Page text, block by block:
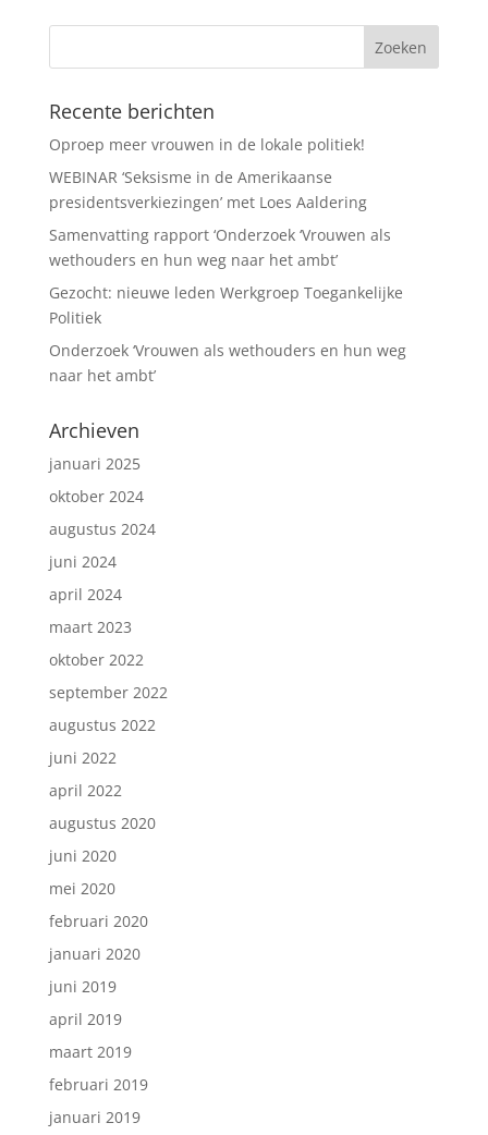
Recente berichten
Oproep meer vrouwen in de lokale politiek!
WEBINAR ‘Seksisme in de Amerikaanse
presidentsverkiezingen’ met Loes Aaldering
Samenvatting rapport ‘Onderzoek ‘Vrouwen als
wethouders en hun weg naar het ambt’
Gezocht: nieuwe leden Werkgroep Toegankelijke
Politiek
Onderzoek ‘Vrouwen als wethouders en hun weg
naar het ambt’
Archieven
januari 2025
oktober 2024
augustus 2024
juni 2024
april 2024
maart 2023
oktober 2022
september 2022
augustus 2022
juni 2022
april 2022
augustus 2020
juni 2020
mei 2020
februari 2020
januari 2020
juni 2019
april 2019
maart 2019
februari 2019
januari 2019